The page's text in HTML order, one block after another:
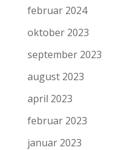
februar 2024
oktober 2023
september 2023
august 2023
april 2023
februar 2023
januar 2023